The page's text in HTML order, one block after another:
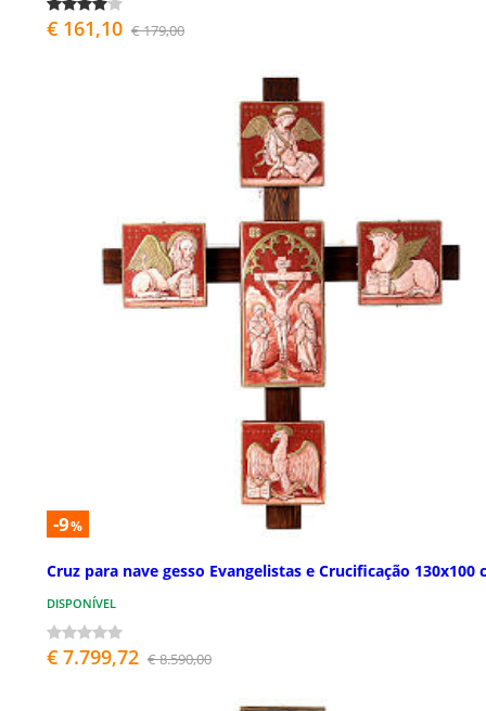
€ 161,10 € 179,00
-9%
Cruz para nave gesso Evangelistas e Crucificação 130x100
DISPONÍVEL
€ 7.799,72 € 8.590,00